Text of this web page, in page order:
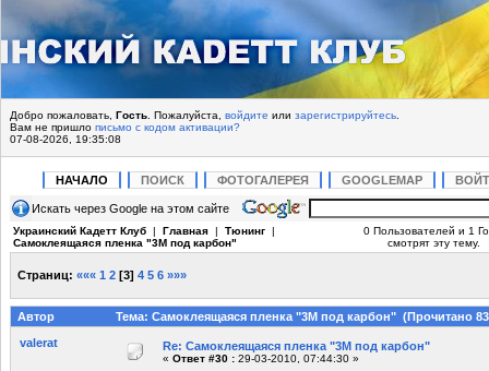
Добро пожаловать, Гость . Пожалуйста, войдите или зарегистрируйтесь
Вам не пришло письмо с кодом активации?
07-08-2026, 19:35:08
НАЧАЛО ПОИСК ФОТОГАЛЕРЕЯ GOOGLEMAP
Искать через Google на этом сайте
Украинский Кадетт Клуб | Главная | Тюнинг |
Самоклеящаяся пленка "3М под карбон"
0 Пользователей и 1
смотрят эту тему.
Страниц: ««« 1 2 [3] 4 5 6 »»»
Автор
Тема: Самоклеящаяся пленка "3М под карбон" (Прочитано
valerat
Re: Самоклеящаяся пленка "3М под карбон"
« Ответ #30 : 29-03-2010, 07:44:30 »